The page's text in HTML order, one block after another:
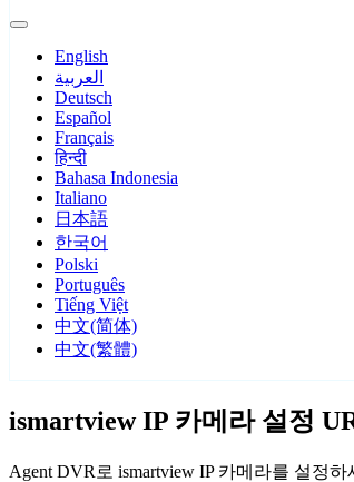
English
العربية
Deutsch
Español
Français
हिन्दी
Bahasa Indonesia
Italiano
日本語
한국어
Polski
Português
Tiếng Việt
中文(简体)
中文(繁體)
ismartview IP 카메라 설정
Agent DVR로 ismartview IP 카메라를 설정